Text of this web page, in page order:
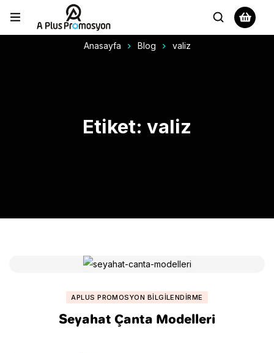
Anasayfa Blog valiz
Etiket: valiz
APLUS PROMOSYON BILGILENDIRME
Seyahat Çanta Modelleri